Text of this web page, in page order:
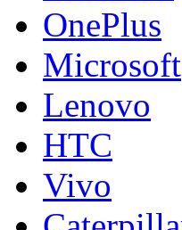
OnePlus
Microsoft
Lenovo
HTC
Vivo